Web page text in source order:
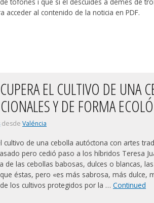
acceder al contenido de la noticia en PDF.
EL CULTIVO DE UNA
Y DE FORMA
desde Valéncia
cultivo de una cebolla autóctona con artes
pero cedió paso a los híbridos Teresa
de las cebollas babo­sas, dulces o blancas,
éstas, pero «es más sabrosa, más dulce,
los cul­tivos protegidos por la … Continued